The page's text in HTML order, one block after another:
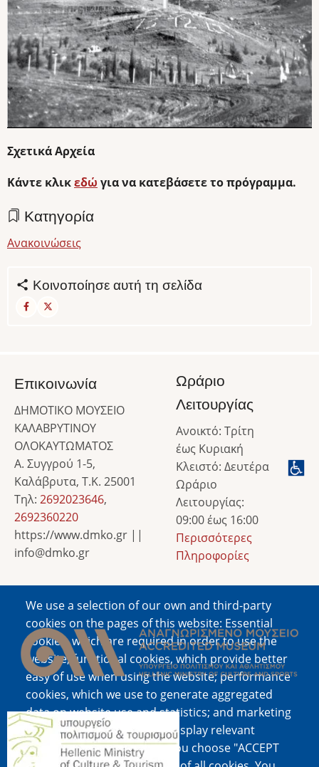
Σχετικά Αρχεία
Κάντε κλικεδώ για να κατεβάσετε το πρόγραμμα.
Κατηγορία
Ανακοινώσεις
Κοινοποίησε αυτή τη σελίδα
We use a selection of our own and third-party
cookies on the pages of this website: Essential
cookies, which are required in order to use the
website; functional cookies, which provide better
easy of use when using the website; performance
cookies, which we use to generate aggregated
data on website use and statistics; and marketing
cookies, which are used to display relevant
content and advertising. If you choose "ACCEPT
Επικοινωνία
ΔΗΜΟΤΙΚΟ ΜΟΥΣΕΙΟ
ΚΑΛΑΒΡΥΤΙΝΟΥ
ΟΛΟΚΑΥΤΩΜΑΤΟΣ
Α. Συγγρού 1-5,
Καλάβρυτα, Τ.Κ. 25001
Τηλ: 2692023646,
2692360220
https://www.dmko.gr ||
info@dmko.gr
Ωράριο
Λειτουργίας
Ανοικτό: Τρίτη
έως Κυριακή
Κλειστό: Δευτέρα
Ωράριο
Λειτουργίας:
09:00 έως 16:00
Περισσότερες
Πληροφορίες
Image
Image